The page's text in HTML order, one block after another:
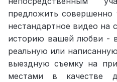
предложить совершенно
нестандартное видео на
историю вашей любви -
реальную или
выездную съемку на
местами в качестве